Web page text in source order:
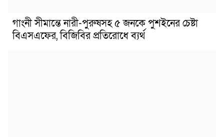
গাংনী সীমান্তে নারী-পুরুষসহ ৫ জনকে পুশইনের চেষ্টা
বিএসএফের, বিজিবির প্রতিরোধে ব্যর্থ